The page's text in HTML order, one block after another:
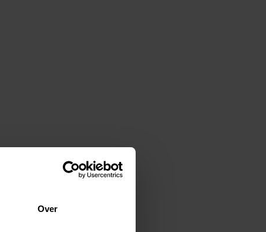
Over